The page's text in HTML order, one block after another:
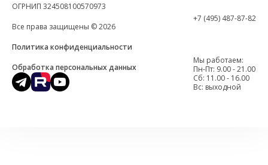
ОГРНИП 324508100570973
Все права защищены © 2026
Политика конфиденциальности
Обработка персональных данных
+7 (495) 487-87-82
Мы работаем:
Пн-Пт: 9.00 - 21.00
Cб: 11.00 - 16.00
Вс: выходной